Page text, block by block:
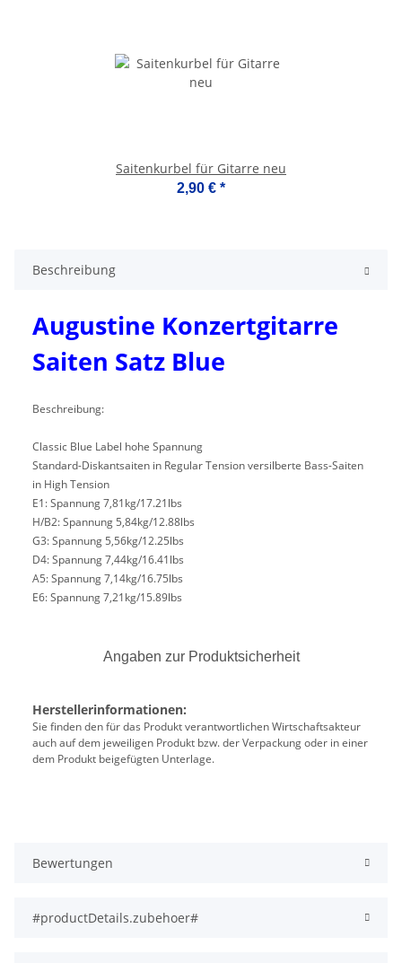
Saitenkurbel für Gitarre neu
2,90 € *
Beschreibung
Augustine Konzertgitarre
Saiten Satz Blue
Beschreibung:
Classic Blue Label hohe Spannung
Standard-Diskantsaiten in Regular Tension versilberte Bass-Saiten
in High Tension
E1: Spannung 7,81kg/17.21lbs
H/B2: Spannung 5,84kg/12.88lbs
G3: Spannung 5,56kg/12.25lbs
D4: Spannung 7,44kg/16.41lbs
A5: Spannung 7,14kg/16.75lbs
E6: Spannung 7,21kg/15.89lbs
Angaben zur Produktsicherheit
Herstellerinformationen:
Sie finden den für das Produkt verantwortlichen Wirtschaftsakteur
auch auf dem jeweiligen Produkt bzw. der Verpackung oder in einer
dem Produkt beigefügten Unterlage.
Bewertungen
#productDetails.zubehoer#